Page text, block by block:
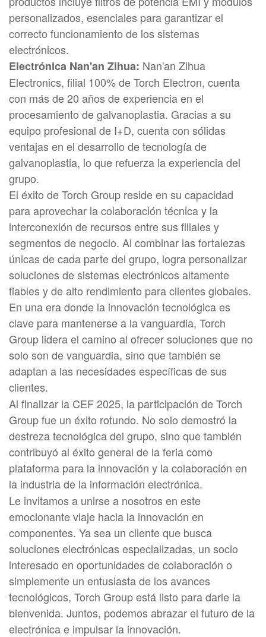
personalizados, esenciales para garantizar el
correcto funcionamiento de los sistemas
electrónicos.
Electrónica Nan'an Zihua: Nan'an Zihua
Electronics, filial 100% de Torch Electron, cuenta
con más de 20 años de experiencia en el
procesamiento de galvanoplastia. Gracias a su
equipo profesional de I+D, cuenta con sólidas
ventajas en el desarrollo de tecnología de
galvanoplastia, lo que refuerza la experiencia del
grupo.
El éxito de Torch Group reside en su capacidad
para aprovechar la colaboración técnica y la
interconexión de recursos entre sus filiales y
segmentos de negocio. Al combinar las fortalezas
únicas de cada parte del grupo, logra personalizar
soluciones de sistemas electrónicos altamente
fiables y de alto rendimiento para clientes globales.
En una era donde la innovación tecnológica es
clave para mantenerse a la vanguardia, Torch
Group lidera el camino al ofrecer soluciones que no
solo son de vanguardia, sino que también se
adaptan a las necesidades específicas de sus
clientes.
Al finalizar la CEF 2025, la participación de Torch
Group fue un éxito rotundo. No solo demostró la
destreza tecnológica del grupo, sino que también
contribuyó al éxito general de la feria como
plataforma para la innovación y la colaboración en
la industria de la información electrónica.
Le invitamos a unirse a nosotros en este
emocionante viaje hacia la innovación en
componentes. Ya sea un cliente que busca
soluciones electrónicas especializadas, un socio
interesado en oportunidades de colaboración o
simplemente un entusiasta de los avances
tecnológicos, Torch Group está listo para darle la
bienvenida. Juntos, podemos abrazar el futuro de la
electrónica e impulsar la innovación.